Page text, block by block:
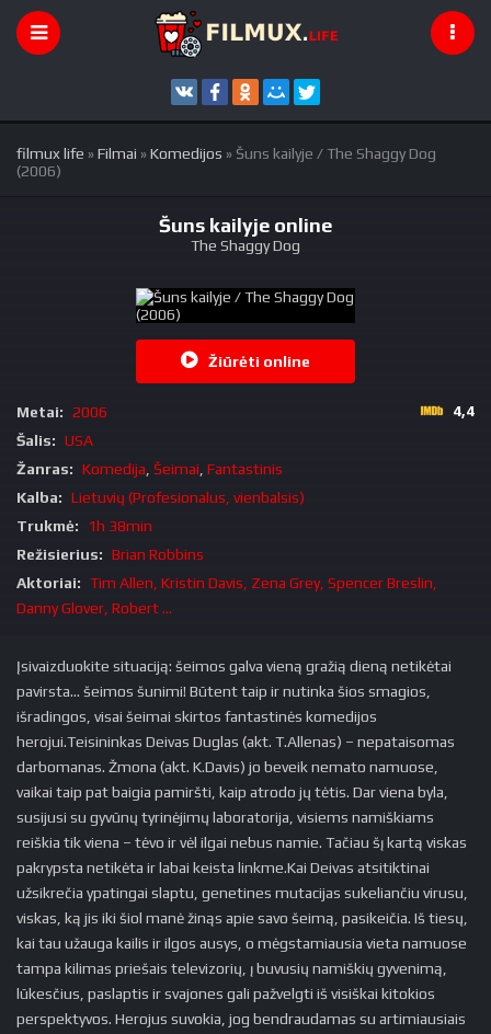
filmux life »Filmai »Komedijos » Šuns kailyje / The Shaggy Dog
(2006)
Šuns kailyje online
The Shaggy Dog
Žiūrėti online
4,4
Metai: 2006
Šalis: USA
Žanras: Komedija Šeimai Fantastinis
Kalba: Lietuvių (Profesionalus, vienbalsis)
Trukmė:
1h 38min
Režisierius: Brian Robbins
Aktoriai: Tim Allen, Kristin Davis, Zena Grey, Spencer Breslin,
Danny Glover, Robert ...
Įsivaizduokite situaciją: šeimos galva vieną gražią dieną netikėtai
pavirsta… šeimos šunimi! Būtent taip ir nutinka šios smagios,
išradingos, visai šeimai skirtos fantastinės komedijos
herojui.Teisininkas Deivas Duglas (akt. T.Allenas) – nepataisomas
darbomanas. Žmona (akt. K.Davis) jo beveik nemato namuose,
vaikai taip pat baigia pamiršti, kaip atrodo jų tėtis. Dar viena byla,
susijusi su gyvūnų tyrinėjimų laboratorija, visiems namiškiams
reiškia tik viena – tėvo ir vėl ilgai nebus namie. Tačiau šį kartą viskas
pakrypsta netikėta ir labai keista linkme.Kai Deivas atsitiktinai
užsikrečia ypatingai slaptu, genetines mutacijas sukeliančiu virusu,
viskas, ką jis iki šiol manė žinąs apie savo šeimą, pasikeičia. Iš tiesų,
kai tau užauga kailis ir ilgos ausys, o mėgstamiausia vieta namuose
tampa kilimas priešais televizorių, į buvusių namiškių gyvenimą,
lūkesčius, paslaptis ir svajones gali pažvelgti iš visiškai kitokios
perspektyvos. Herojus suvokia, jog bendraudamas su artimiausiais